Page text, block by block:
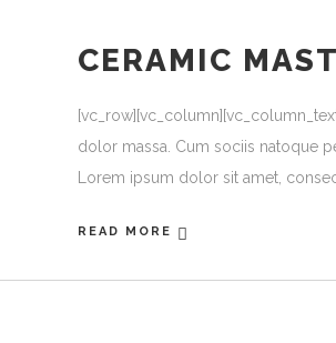
CERAMIC
dolor massa. Cum sociis natoque
Lorem ipsum dolor sit amet,
READ MORE